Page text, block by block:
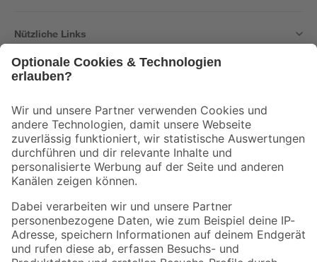
Nützliche Links
Der toom Newsletter: Keine Angebote und Aktionen mehr verpassen!
Zur Newsletter Anmeldung
Folge uns
Zahlungsarten Versandarten